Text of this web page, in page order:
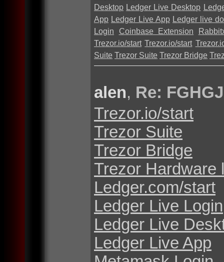
Desktop Ledger Live Desktop
App Ledger Live App Ledger live
Login
Coinbase Extension
Trezor.io/start Trezor.io/start
Suite Trezor Suite Trezor Bridge
alen, Re: FGHGJ
Trezor.io/start
Trezor Suite
Trezor Bridge
Trezor Hardware
Ledger.com/start
Ledger Live Login
Ledger Live
Ledger Live App